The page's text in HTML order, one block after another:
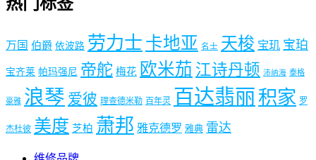
热门标签
万国 伯爵 依波路 劳力士 卡地亚 名士 天梭 宝玑 宝珀
宝齐莱 帕玛强尼 帝舵 梅花 欧米茄 江诗丹顿 沛纳海 泰格
豪雅 浪琴 爱彼 理查德米勒 百年灵 百达翡丽 积家 罗
杰杜彼 美度 芝柏 萧邦 雅克德罗 雅典 雷达